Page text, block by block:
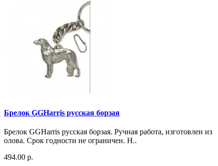
Брелок GGHarris русская борзая
Брелок GGHarris русская борзая. Ручная работа, изготовлен из
олова. Срок годности не ограничен. Н..
494.00 р.